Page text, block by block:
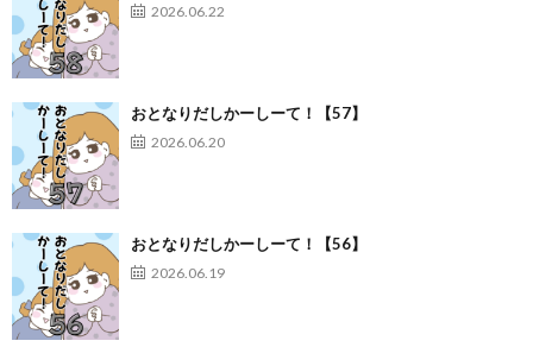
2026.06.22
おとなりだしかーしーて！【57】
2026.06.20
おとなりだしかーしーて！【56】
2026.06.19